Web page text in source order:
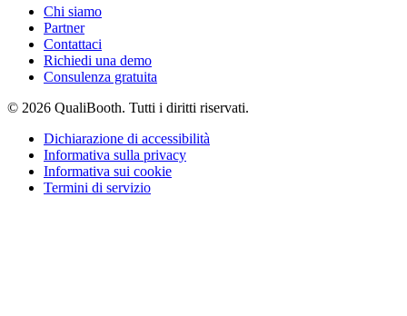
Chi siamo
Partner
Contattaci
Richiedi una demo
Consulenza gratuita
© 2026 QualiBooth. Tutti i diritti riservati.
Dichiarazione di accessibilità
Informativa sulla privacy
Informativa sui cookie
Termini di servizio